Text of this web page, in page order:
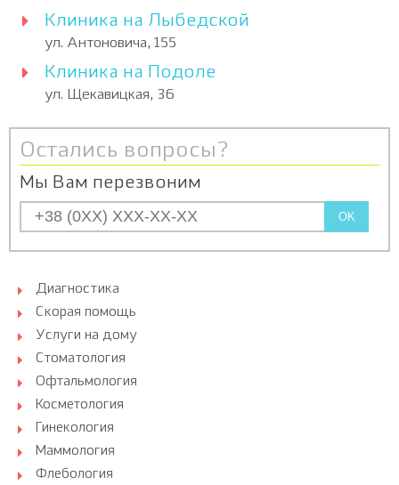
Клиника на Лыбедской
ул. Антоновича, 155
Клиника на Подоле
ул. Щекавицкая, 36
Остались вопросы?
Мы Вам перезвоним
OK
Диагностика
Скорая помощь
Услуги на дому
Стоматология
Офтальмология
Косметология
Гинекология
Маммология
Флебология